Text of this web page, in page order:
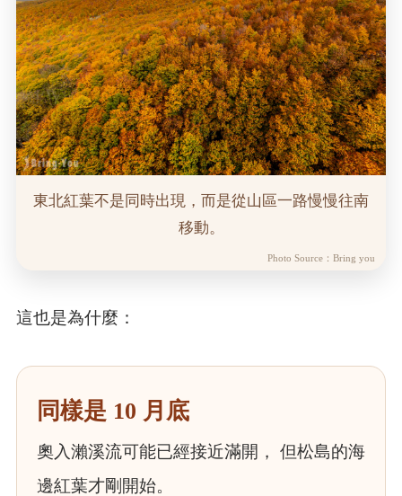
東北紅葉不是同時出現，而是從山區一路慢慢往南
移動。
Photo Source：Bring you
這也是為什麼：
同樣是 10 月底
奧入瀨溪流可能已經接近滿開， 但松島的海
邊紅葉才剛開始。